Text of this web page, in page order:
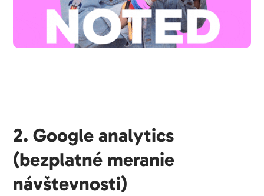
2. Google analytics
(bezplatné meranie
návštevnosti)